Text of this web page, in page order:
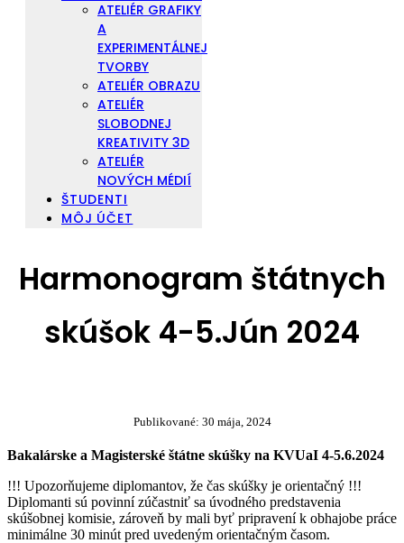
ATELIÉR GRAFIKY
A
EXPERIMENTÁLNEJ
TVORBY
ATELIÉR OBRAZU
ATELIÉR
SLOBODNEJ
KREATIVITY 3D
ATELIÉR
NOVÝCH MÉDIÍ
ŠTUDENTI
MÔJ ÚČET
Harmonogram štátnych
skúšok 4-5.Jún 2024
Publikované: 30 mája, 2024
Bakalárske a Magisterské štátne skúšky na KVUaI 4-5.6.2024
!!! Upozorňujeme diplomantov, že čas skúšky je orientačný !!!
Diplomanti sú povinní zúčastniť sa úvodného predstavenia
skúšobnej komisie, zároveň by mali byť pripravení k obhajobe práce
minimálne 30 minút pred uvedeným orientačným časom.